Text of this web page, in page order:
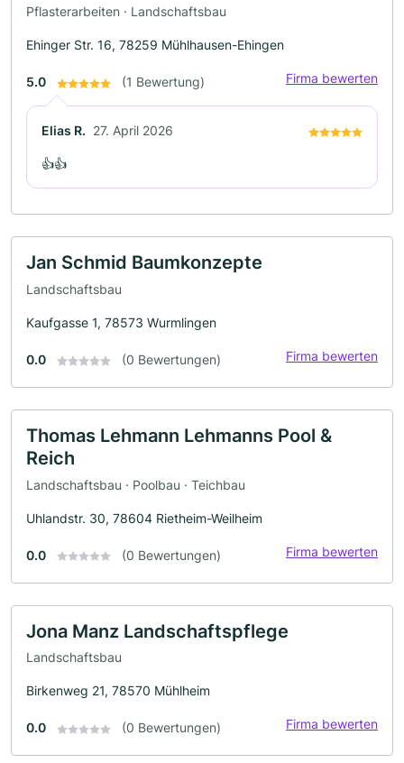
Pflasterarbeiten · Landschaftsbau
Ehinger Str. 16, 78259 Mühlhausen-Ehingen
5.0 (1 Bewertung) Firma bewerten
Elias R. 27. April 2026
👍👍
Jan Schmid Baumkonzepte
Landschaftsbau
Kaufgasse 1, 78573 Wurmlingen
0.0 (0 Bewertungen) Firma bewerten
Thomas Lehmann Lehmanns Pool &
Reich
Landschaftsbau · Poolbau · Teichbau
Uhlandstr. 30, 78604 Rietheim-Weilheim
0.0 (0 Bewertungen) Firma bewerten
Jona Manz Landschaftspflege
Landschaftsbau
Birkenweg 21, 78570 Mühlheim
0.0 (0 Bewertungen) Firma bewerten